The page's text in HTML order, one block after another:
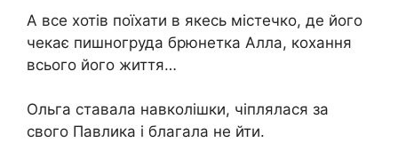
А все хотів поїхати в якесь містечко, де його
чекає пишногруда брюнетка Алла, кохання
всього його життя…
Ольга ставала навколішки, чіплялася за
свого Павлика і благала не йти.